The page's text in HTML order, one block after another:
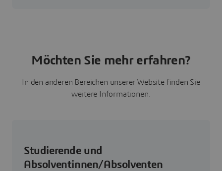
Möchten Sie mehr erfahren?
In den anderen Bereichen unserer Website finden Sie
weitere Informationen.
Studierende und
Absolventinnen/Absolventen